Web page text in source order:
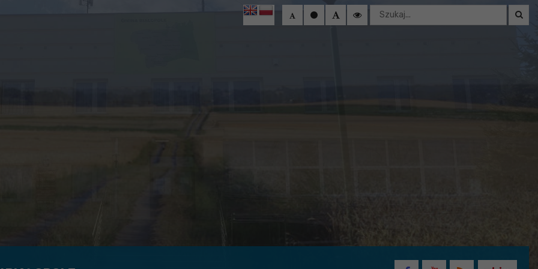
Wyszukaj